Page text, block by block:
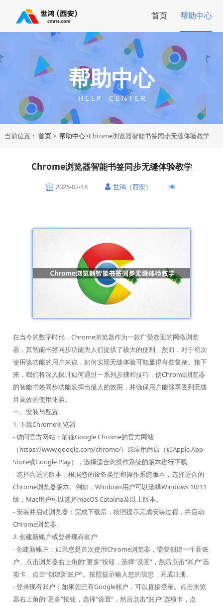
首页 帮助中心
帮助中心
H E L P C E N T E R
当前位置： 首页> 帮助中心>Chrome浏览器智能书签同步无缝体验教学
Chrome浏览器智能书签同步无缝体验教学
2026-02-18 世鸿（西安）
在当今的数字时代，Chrome浏览器作为一款广受欢迎的网络浏览
器，其智能书签同步功能为人们提供了极大的便利。然而，对于初次
使用该功能的用户来说，如何实现无缝体验可能显得有些复杂。接下
来，我们将深入探讨如何通过一系列步骤和技巧，使Chrome浏览器
的智能书签同步功能发挥出最大的效用，并确保用户能够享受到无缝
且高效的使用体验。
一、安装与配置
1. 下载Chrome浏览器
- 访问官方网站：前往Google Chrome的官方网站
（https://www.google.com/chrome/）或应用商店（如Apple App
Store或Google Play），选择适合您操作系统的版本进行下载。
- 选择合适的版本：根据您的设备类型和操作系统版本，选择适合的
Chrome浏览器版本。例如，Windows用户可以选择Windows 10/11
版，Mac用户可以选择macOS Catalina及以上版本。
- 安装并启动浏览器：完成下载后，按照提示完成安装过程，并启动
Chrome浏览器。
2. 创建新账户或登录现有账户
- 创建新账户：如果您是首次使用Chrome浏览器，需要创建一个新账
户。点击浏览器右上角的“更多”按钮，选择“设置”，然后点击“账户”选
项卡，点击“创建新账户”。按照提示输入您的信息，完成注册。
- 登录现有账户：如果您已有Google账户，可以直接登录。点击浏览
器右上角的“更多”按钮，选择“设置”，然后点击“账户”选项卡，点